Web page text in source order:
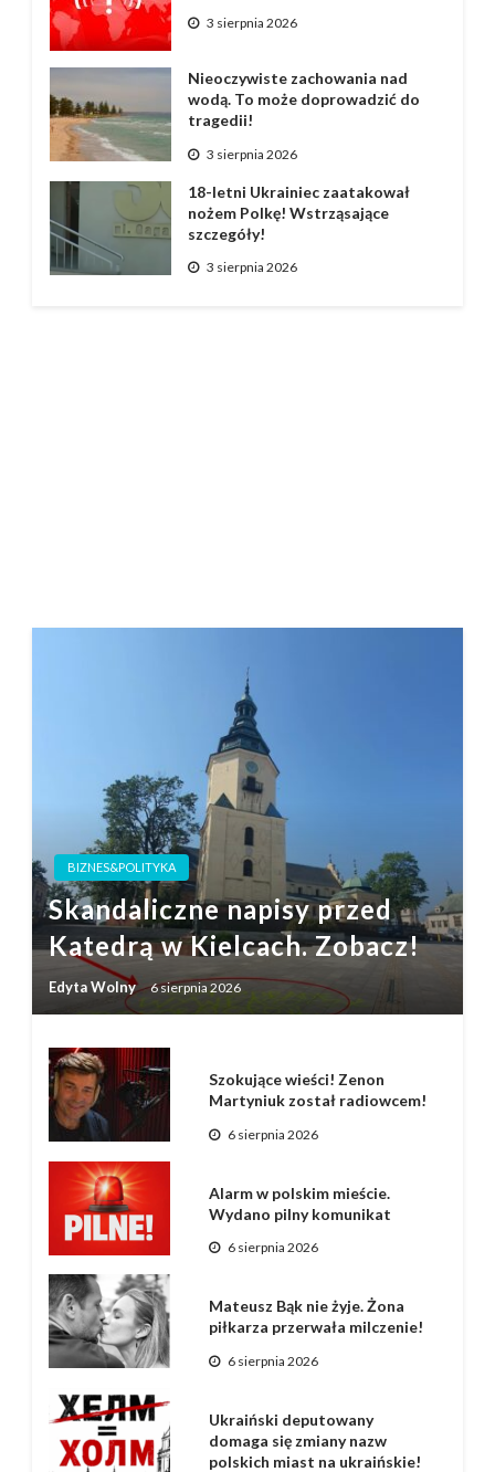
3 sierpnia 2026
Nieoczywiste zachowania nad
wodą. To może doprowadzić do
tragedii!
3 sierpnia 2026
18-letni Ukrainiec zaatakował
nożem Polkę! Wstrząsające
szczegóły!
3 sierpnia 2026
BIZNES&POLITYKA
Skandaliczne napisy przed
Katedrą w Kielcach. Zobacz!
Edyta Wolny 6 sierpnia 2026
Szokujące wieści! Zenon
Martyniuk został radiowcem!
6 sierpnia 2026
Alarm w polskim mieście.
Wydano pilny komunikat
6 sierpnia 2026
Mateusz Bąk nie żyje. Żona
piłkarza przerwała milczenie!
6 sierpnia 2026
Ukraiński deputowany
domaga się zmiany nazw
polskich miast na ukraińskie!